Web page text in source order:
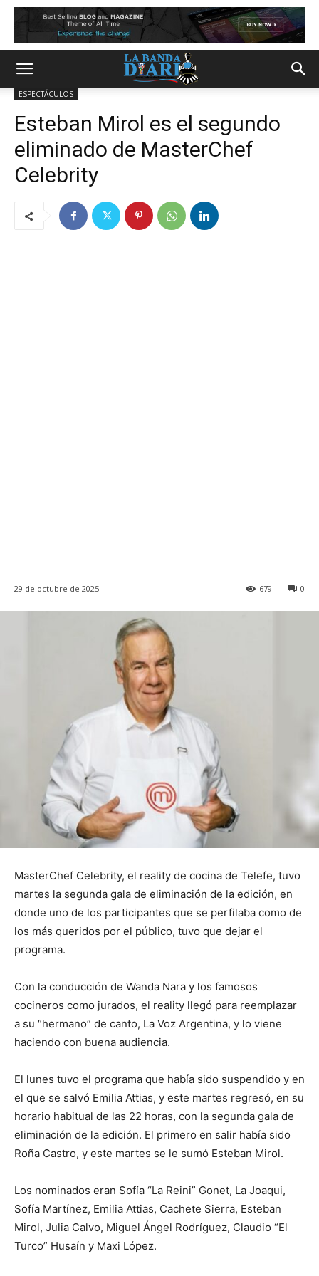
ESPECTÁCULOS
Esteban Mirol es el segundo
eliminado de MasterChef
Celebrity
29 de octubre de 2025 0
679
MasterChef Celebrity, el reality de cocina de Telefe, tuvo
martes la segunda gala de eliminación de la edición, en
donde uno de los participantes que se perfilaba como de
los más queridos por el público, tuvo que dejar el
programa.
Con la conducción de Wanda Nara y los famosos
cocineros como jurados, el reality llegó para reemplazar
a su “hermano” de canto, La Voz Argentina, y lo viene
haciendo con buena audiencia.
El lunes tuvo el programa que había sido suspendido y en
el que se salvó Emilia Attias, y este martes regresó, en su
horario habitual de las 22 horas, con la segunda gala de
eliminación de la edición. El primero en salir había sido
Roña Castro, y este martes se le sumó Esteban Mirol.
Los nominados eran Sofía “La Reini” Gonet, La Joaqui,
Sofía Martínez, Emilia Attias, Cachete Sierra, Esteban
Mirol, Julia Calvo, Miguel Ángel Rodríguez, Claudio “El
Turco” Husaín y Maxi López.